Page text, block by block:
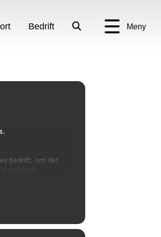
Bedrift Meny
bedrift, om det